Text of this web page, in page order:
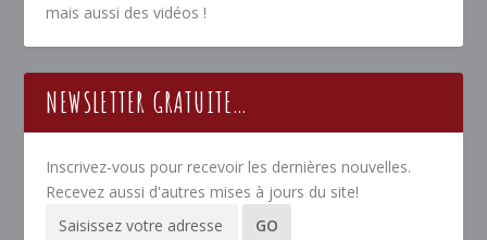
mais aussi des vidéos !
NEWSLETTER GRATUITE…
Inscrivez-vous pour recevoir les dernières nouvelles.
Recevez aussi d'autres mises à jours du site!